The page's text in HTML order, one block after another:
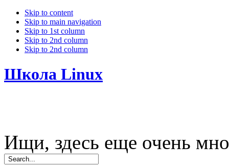
Skip to content
Skip to main navigation
Skip to 1st column
Skip to 2nd column
Skip to 2nd column
Школа Linux
Ищи, здесь еще очень